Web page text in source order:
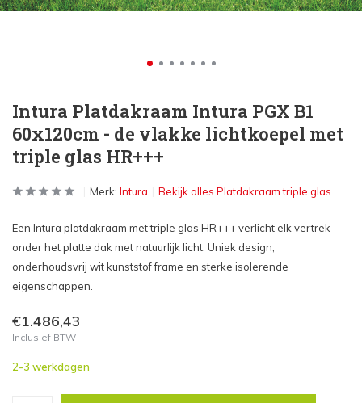
Intura Platdakraam Intura PGX B1
60x120cm - de vlakke lichtkoepel met
triple glas HR+++
Merk: Intura Bekijk alles Platdakraam triple glas
Een Intura platdakraam met triple glas HR+++ verlicht elk vertrek
onder het platte dak met natuurlijk licht. Uniek design,
onderhoudsvrij wit kunststof frame en sterke isolerende
eigenschappen.
€1.486,43
Inclusief BTW
2-3 werkdagen